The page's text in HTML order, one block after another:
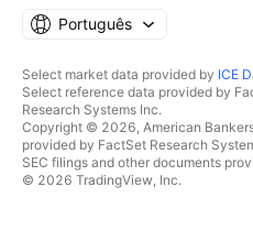
Português
Select market data provided by ICE
Select reference data provided by
Research Systems Inc.
Copyright © 2026, American
provided by FactSet Research
SEC filings and other documents
© 2026 TradingView, Inc.